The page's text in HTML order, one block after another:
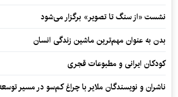
نشست «از سنگ تا تصویر» برگزار می‌شود
بدن به عنوان مهم‌ترین ماشین زندگی انسان
کودکان ایرانی و مطبوعات قجری
ناشران و نویسندگان ملایر با چراغ کم‌سو در مسیر